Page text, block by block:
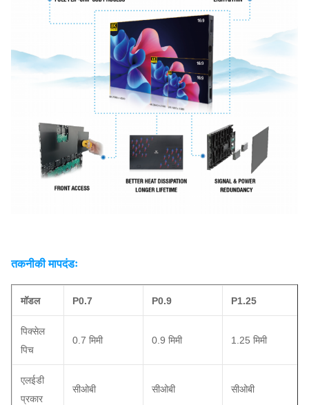
तकनीकी मापदंडः
मॉडल P0.7 P0.9 P1.25
पिक्सेल
पिच
0.7 मिमी 0.9 मिमी 1.25 मिमी
एलईडी
प्रकार
सीओबी सीओबी सीओबी